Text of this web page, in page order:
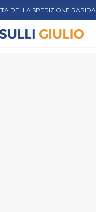
DELLA SPEDIZIONE RAPIDA